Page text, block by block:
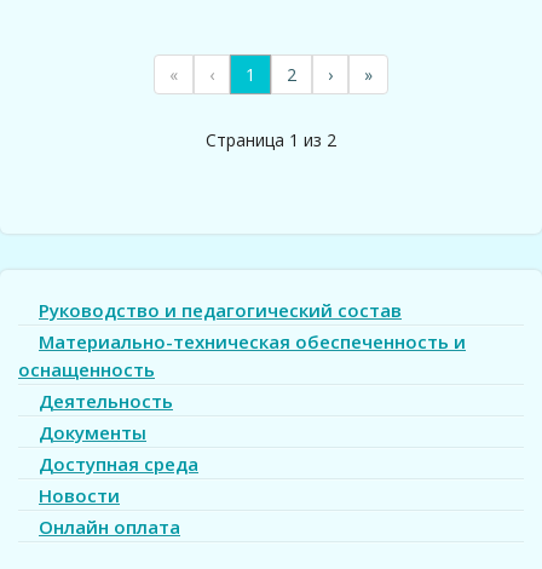
« ‹ 1 2 › »
Страница 1 из 2
Руководство и педагогический состав
Материально-техническая обеспеченность и
оснащенность
Деятельность
Документы
Доступная среда
Новости
Онлайн оплата